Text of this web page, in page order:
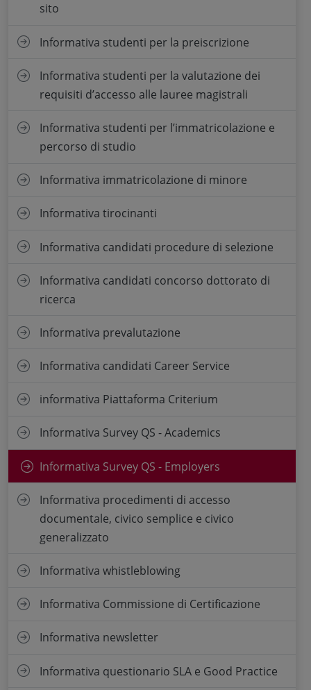
sito
Informativa studenti per la preiscrizione
Informativa studenti per la valutazione dei
requisiti d’accesso alle lauree magistrali
Informativa studenti per l’immatricolazione e
percorso di studio
Informativa immatricolazione di minore
Informativa tirocinanti
Informativa candidati procedure di selezione
Informativa candidati concorso dottorato di
ricerca
Informativa prevalutazione
Informativa candidati Career Service
informativa Piattaforma Criterium
Informativa Survey QS - Academics
Informativa Survey QS - Employers
Informativa procedimenti di accesso
documentale, civico semplice e civico
generalizzato
Informativa whistleblowing
Informativa Commissione di Certificazione
Informativa newsletter
Informativa questionario SLA e Good Practice